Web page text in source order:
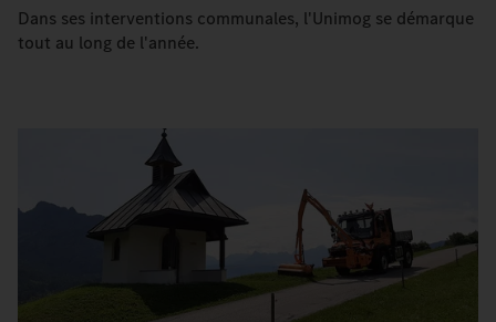
Dans ses interventions communales, l'Unimog se démarque
tout au long de l'année.